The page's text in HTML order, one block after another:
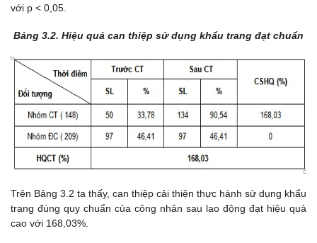
với p < 0,05.
Bảng 3.2. Hiệu quả can thiệp sử dụng khẩu trang đạt chuẩn
Trên Bảng 3.2 ta thấy, can thiệp cải thiện thực hành sử dụng khẩu
trang đúng quy chuẩn của công nhân sau lao động đạt hiệu quả
cao với 168,03%.